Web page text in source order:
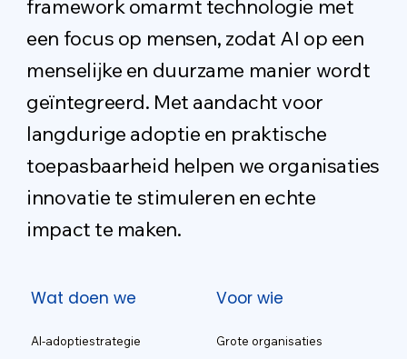
Wat doen we
AI-adoptiestrategie
Voor wie
Grote organisaties
framework omarmt technologie met
een focus op mensen, zodat AI op een
menselijke en duurzame manier wordt
geïntegreerd. Met aandacht voor
langdurige adoptie en praktische
toepasbaarheid helpen we organisaties
innovatie te stimuleren en echte
impact te maken.